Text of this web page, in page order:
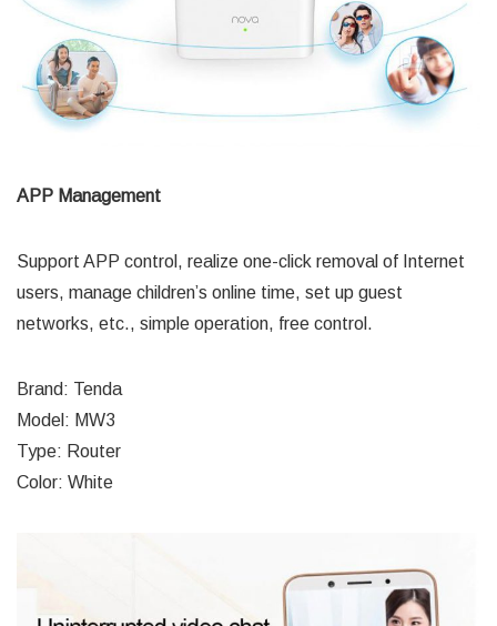
APP Management
Support APP control, realize one-click removal of Internet
users, manage children’s online time, set up guest
networks, etc., simple operation, free control.
Brand: Tenda
Model: MW3
Type: Router
Color: White